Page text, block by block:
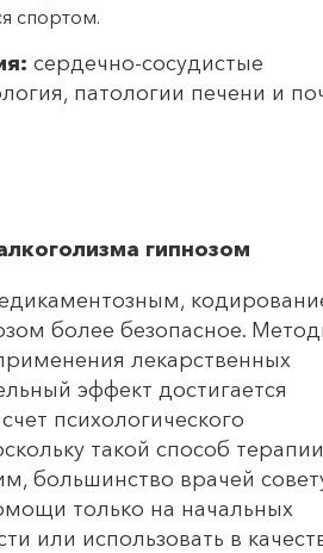
спортом.
сердечно-сосудистые
патологии печени и
гипнозом
более безопасное.
лекарственных
эффект достигается
психологического
такой способ терапии
большинство врачей
только на начальных
или использовать в